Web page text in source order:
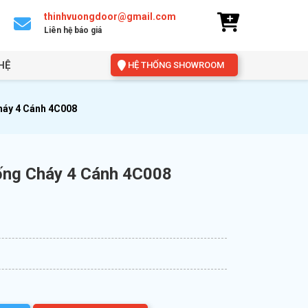
thinhvuongdoor@gmail.com
Liên hệ báo giá
HỆ THỐNG SHOWROOM
4 Cánh 4C008
Cháy 4 Cánh 4C008